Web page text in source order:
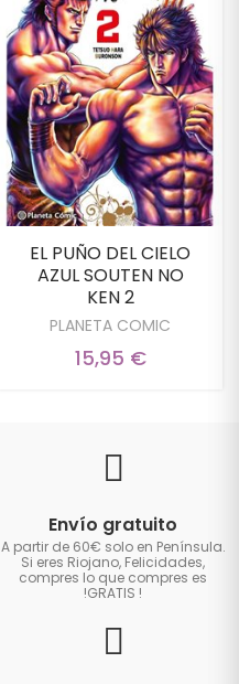
EL PUÑO DEL CIELO
AZUL SOUTEN NO
KEN 2
PLANETA COMIC
15,95 €
Envío gratuito
A partir de 60€ solo en Península.
Si eres Riojano, Felicidades,
compres lo que compres es
!GRATIS !